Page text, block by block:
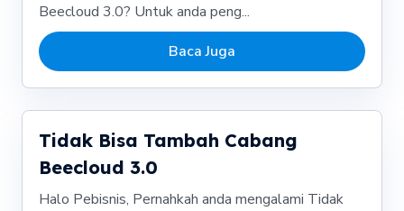
Beecloud 3.0? Untuk anda peng...
Baca Juga
Tidak Bisa Tambah Cabang
Beecloud 3.0
Halo Pebisnis, Pernahkah anda mengalami Tidak